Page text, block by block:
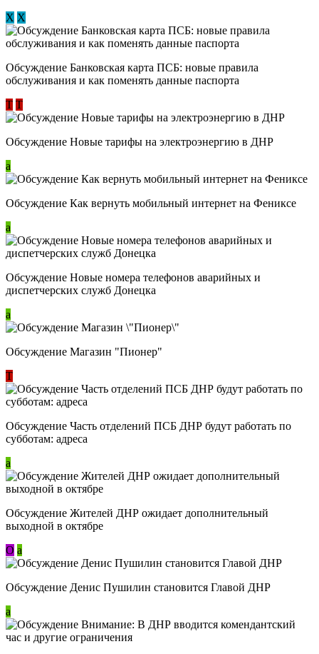
Х Х
Обсуждение ​Банковская карта ПСБ: новые правила
обслуживания и как поменять данные паспорта
Т Т
Обсуждение Новые тарифы на электроэнергию в ДНР
a
Обсуждение Как вернуть мобильный интернет на Фениксе
a
Обсуждение Новые номера телефонов аварийных и
диспетчерских служб Донецка
a
Обсуждение Магазин "Пионер"
Т
Обсуждение Часть отделений ПСБ ДНР будут работать по
субботам: адреса
a
Обсуждение Жителей ДНР ожидает дополнительный
выходной в октябре
О a
Обсуждение Денис Пушилин становится Главой ДНР
a